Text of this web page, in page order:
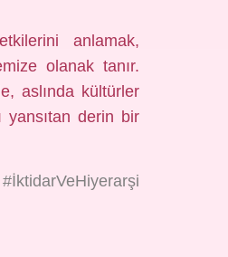
anlamak,
olanak tanır.
aslında kültürler
yansıtan derin bir